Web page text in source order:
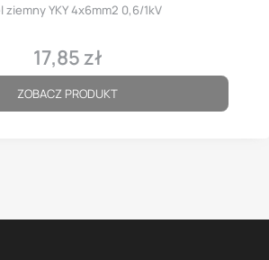
ziemny YKY 4x6mm2 0,6/1kV
Cena
17,85 zł
ZOBACZ PRODUKT